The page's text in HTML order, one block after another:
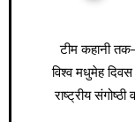
टीम कहानी तक–काशी हिंदू विश्वविद्यालय के स्वतंत्रता भवन में
विश्व मधुमेह
राष्ट्रीय